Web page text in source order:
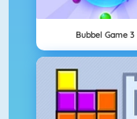
Bubbel Game 3